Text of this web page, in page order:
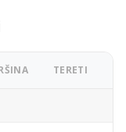
TERETI